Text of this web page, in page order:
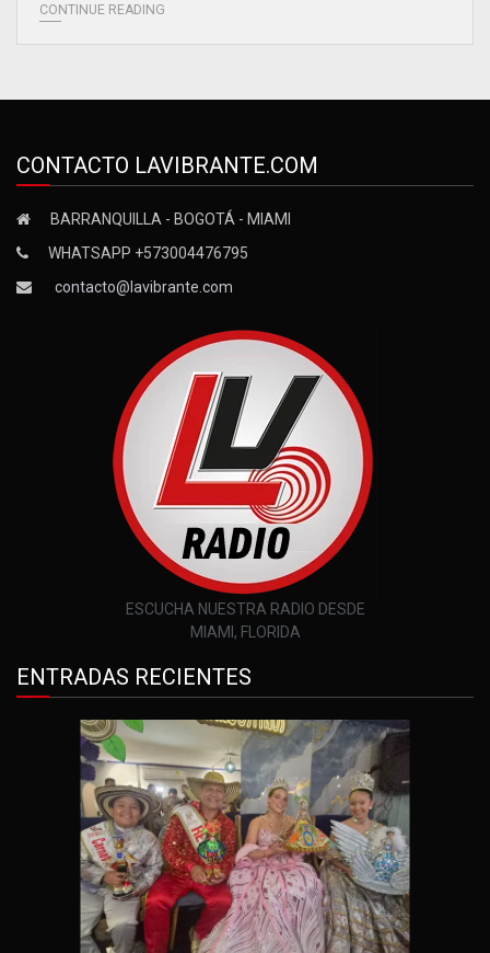
CONTINUE READING
CONTACTO LAVIBRANTE.COM
BARRANQUILLA - BOGOTÁ - MIAMI
WHATSAPP +573004476795
contacto@lavibrante.com
ESCUCHA NUESTRA RADIO DESDE
MIAMI, FLORIDA
ENTRADAS RECIENTES